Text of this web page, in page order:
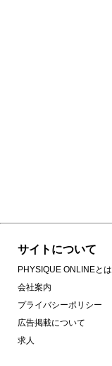
サイトについて
PHYSIQUE ONLINEとは
会社案内
プライバシーポリシー
広告掲載について
求人